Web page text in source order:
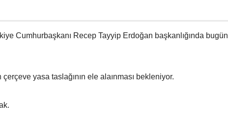
Cumhurbaşkanı Recep Tayyip Erdoğan başkanlığında bugün
yasa taslağının ele alaınması bekleniyor.